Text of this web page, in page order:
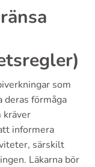
som
deras förmåga
kräver
informera
särskilt
Läkarna bör